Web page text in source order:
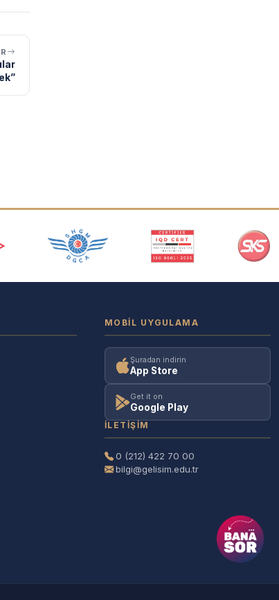
MOBIL UYGULAMA
Şuradan indirin
App Store
Get it on
Google Play
İLETIŞIM
0 (212) 422 70 00
bilgi@gelisim.edu.tr